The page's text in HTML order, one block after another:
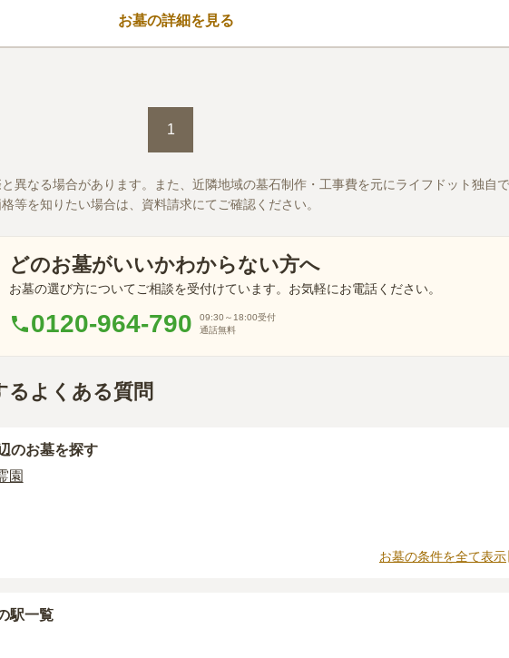
おり、水道設備もあるので、お参りしやすい環境です。 バス
からは離れた場所にあるので、お参りの際には車の利用が便
す。
お墓の詳細を見る
1
異なる場合があります。また、近隣地域の墓石制作・工事費を元にライフドット独自
等を知りたい場合は、資料請求にてご確認ください。
どのお墓がいいかわからない方へ
お墓の選び方についてご相談を受付けています。お気軽にお電話ください。
0120-964-790 09:30～18:00受付
通話無料
るよくある質問
のお墓を探す
園
お墓の条件を全て表示
駅一覧